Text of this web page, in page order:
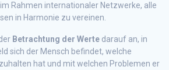
Rahmen internationaler Netzwerke, alle
in Harmonie zu vereinen.
Betrachtung der Werte darauf an, in
sich der Mensch befindet, welche
hat und mit welchen Problemen er